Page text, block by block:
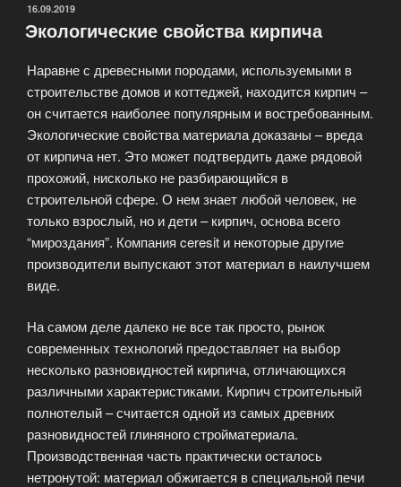
ОПУБЛИКОВАНО
16.09.2019
Экологические свойства кирпича
Наравне с древесными породами, используемыми в
строительстве домов и коттеджей, находится кирпич –
он считается наиболее популярным и востребованным.
Экологические свойства материала доказаны – вреда
от кирпича нет. Это может подтвердить даже рядовой
прохожий, нисколько не разбирающийся в
строительной сфере. О нем знает любой человек, не
только взрослый, но и дети – кирпич, основа всего
“мироздания”. Компания ceresit и некоторые другие
производители выпускают этот материал в наилучшем
виде.
На самом деле далеко не все так просто, рынок
современных технологий предоставляет на выбор
несколько разновидностей кирпича, отличающихся
различными характеристиками. Кирпич строительный
полнотелый – считается одной из самых древних
разновидностей глиняного стройматериала.
Производственная часть практически осталось
нетронутой: материал обжигается в специальной печи